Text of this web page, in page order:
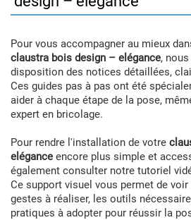
Pour vous accompagner au mieux
claustra bois design – elégance,
disposition des notices détaillées,
Ces guides pas à pas ont été
aider à chaque étape de la pose,
expert en bricolage.
Pour rendre l'installation de votre
elégance encore plus simple et
également consulter notre tutoriel
Ce support visuel vous permet de
gestes à réaliser, les outils
pratiques à adopter pour réussir la